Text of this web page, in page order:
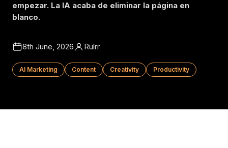
empezar. La IA acaba de eliminar la página en
blanco.
8th June, 2026 Rulrr
AI Marketing Content Creativity Productivity